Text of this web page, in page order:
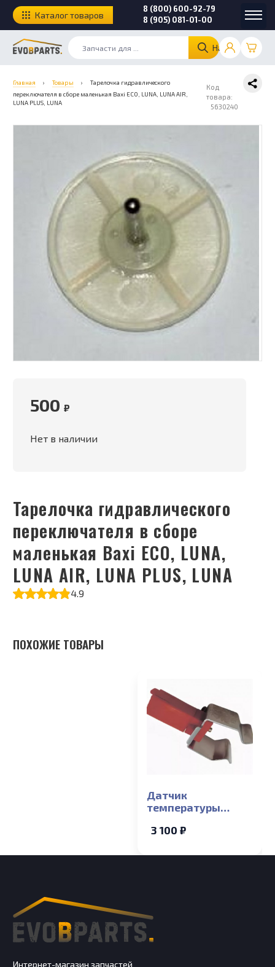
Найти
8 (800) 600-92-79
8 (905) 081-01-00
Каталог товаров
Главная › Товары ›
Тарелочка гидравлического
переключателя в сборе маленькая Baxi ECO, LUNA, LUNA AIR,
LUNA PLUS, LUNA
Код
товара:
5630240
Тарелочка гидравлического
переключателя в сборе
маленькая Baxi ECO, LUNA,
LUNA AIR, LUNA PLUS, LUNA
4.9
500 ₽
Нет в наличии
ПОХОЖИЕ ТОВАРЫ
Датчик
температуры
ECO Compact, ECO-5
3 100 ₽
Интернет-магазин запчастей